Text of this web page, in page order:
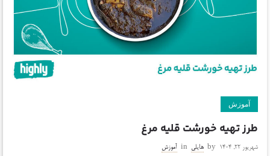
آموزش
طرز تهیه خورشت قلیه مرغ
شهریور ۲۲, ۱۴۰۴ by هایلی in آموزش